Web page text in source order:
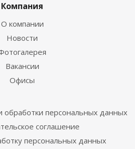
Компания
О компании
Новости
Вакансии
Офисы
персональных данных
соглашение
персональных данных